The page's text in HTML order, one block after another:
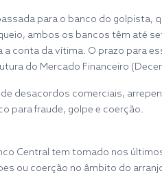
para o banco do golpista,
ambos os bancos têm até
conta da vítima. O prazo para
do Mercado Financeiro
desacordos comerciais,
para fraude, golpe e coerção.
Central tem tomado nos
ou coerção no âmbito do